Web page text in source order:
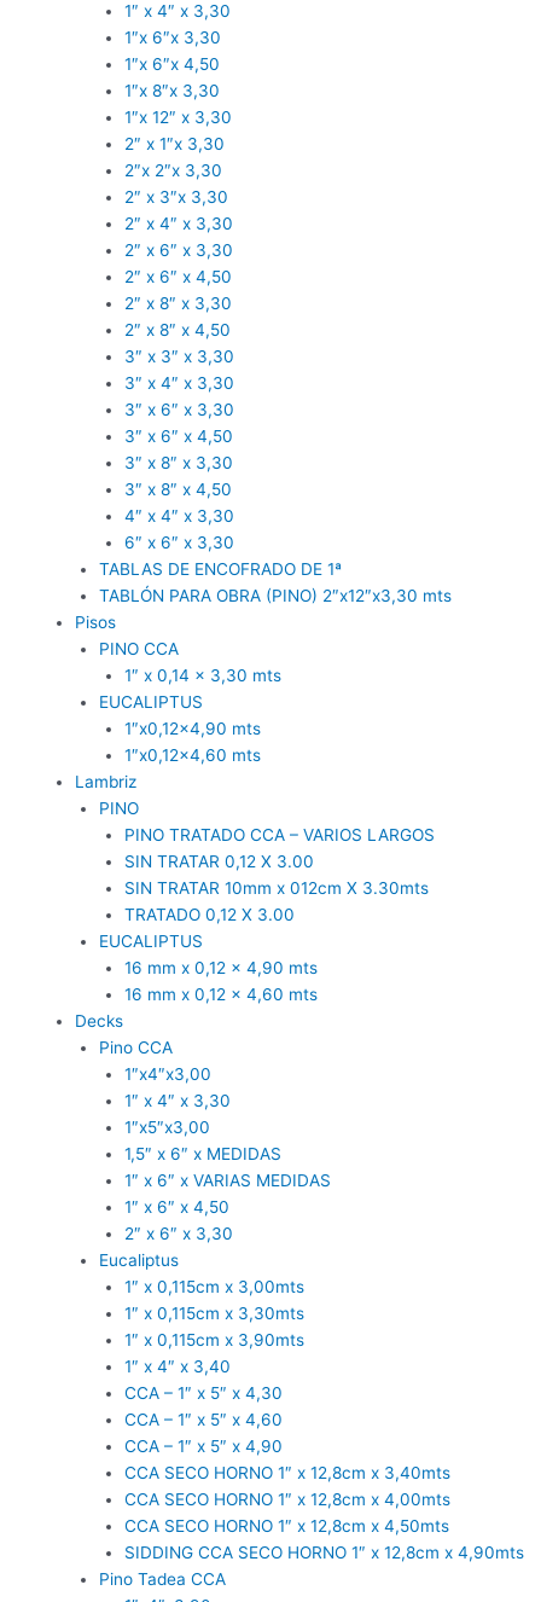
1″ x 4″ x 3,30
1″x 6″x 3,30
1″x 6″x 4,50
1″x 8″x 3,30
1″x 12″ x 3,30
2″ x 1″x 3,30
2″x 2″x 3,30
2″ x 3″x 3,30
2″ x 4″ x 3,30
2″ x 6″ x 3,30
2″ x 6″ x 4,50
2″ x 8″ x 3,30
2″ x 8″ x 4,50
3″ x 3″ x 3,30
3″ x 4″ x 3,30
3″ x 6″ x 3,30
3″ x 6″ x 4,50
3″ x 8″ x 3,30
3″ x 8″ x 4,50
4″ x 4″ x 3,30
6″ x 6″ x 3,30
TABLAS DE ENCOFRADO DE 1ª
TABLÓN PARA OBRA (PINO) 2″x12″x3,30 mts
Pisos
PINO CCA
1″ x 0,14 x 3,30 mts
EUCALIPTUS
1″x0,12×4,90 mts
1″x0,12×4,60 mts
Lambriz
PINO
PINO TRATADO CCA – VARIOS LARGOS
SIN TRATAR 0,12 X 3.00
SIN TRATAR 10mm x 012cm X 3.30mts
TRATADO 0,12 X 3.00
EUCALIPTUS
16 mm x 0,12 x 4,90 mts
16 mm x 0,12 x 4,60 mts
Decks
Pino CCA
1″x4″x3,00
1″ x 4″ x 3,30
1″x5″x3,00
1,5″ x 6″ x MEDIDAS
1″ x 6″ x VARIAS MEDIDAS
1″ x 6″ x 4,50
2″ x 6″ x 3,30
Eucaliptus
1″ x 0,115cm x 3,00mts
1″ x 0,115cm x 3,30mts
1″ x 0,115cm x 3,90mts
1″ x 4″ x 3,40
CCA – 1″ x 5″ x 4,30
CCA – 1″ x 5″ x 4,60
CCA – 1″ x 5″ x 4,90
CCA SECO HORNO 1″ x 12,8cm x 3,40mts
CCA SECO HORNO 1″ x 12,8cm x 4,00mts
CCA SECO HORNO 1″ x 12,8cm x 4,50mts
SIDDING CCA SECO HORNO 1″ x 12,8cm x 4,90mts
Pino Tadea CCA